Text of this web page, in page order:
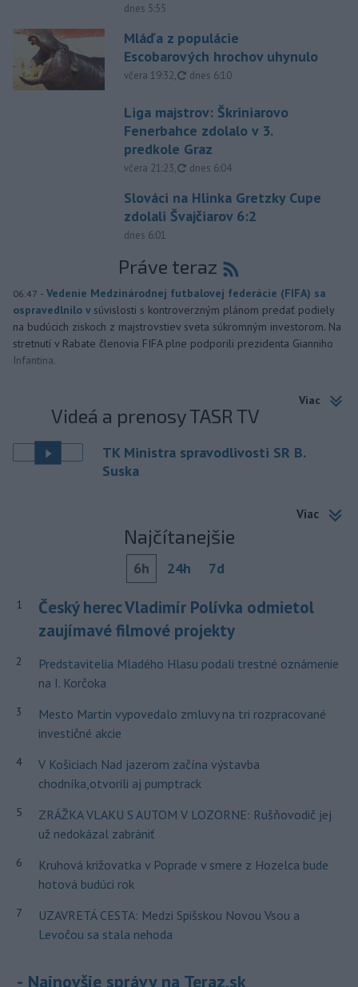
dnes 5:55
Mláďa z populácie
Escobarových hrochov uhynulo
včera 19:32, aktualizované
dnes 6:10
Liga majstrov: Škriniarovo
Fenerbahce zdolalo v 3.
predkole Graz
včera 21:23, aktualizované
dnes 6:04
Slováci na Hlinka Gretzky Cupe
zdolali Švajčiarov 6:2
dnes 6:01
Práve teraz
06:47 - Vedenie Medzinárodnej futbalovej federácie (FIFA) sa
ospravedlnilo v súvislosti s kontroverzným plánom predať podiely
na budúcich ziskoch z majstrovstiev sveta súkromným investorom. Na
stretnutí v Rabate členovia FIFA plne podporili prezidenta Gianniho
Infantina.
Viac
Videá a prenosy TASR TV
TK Ministra spravodlivosti SR B.
Suska
Viac
Najčítanejšie
6h 24h 7d
1
Český herec Vladimír Polívka odmietol
zaujímavé filmové projekty
2
Predstavitelia Mladého Hlasu podali trestné oznámenie
na I. Korčoka
3
Mesto Martin vypovedalo zmluvy na tri rozpracované
investičné akcie
4
V Košiciach Nad jazerom začína výstavba
chodníka,otvorili aj pumptrack
5
ZRÁŽKA VLAKU S AUTOM V LOZORNE: Rušňovodič jej
už nedokázal zabrániť
6
Kruhová križovatka v Poprade v smere z Hozelca bude
hotová budúci rok
7
UZAVRETÁ CESTA: Medzi Spišskou Novou Vsou a
Levočou sa stala nehoda
Najnovšie správy na Teraz.sk